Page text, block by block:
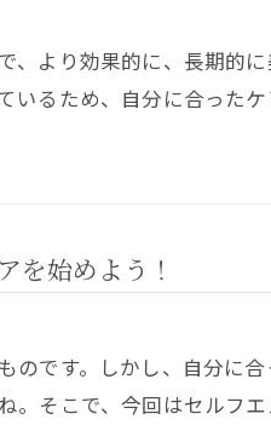
、より効果的に、長期的
いるため、自分に合った
を始めよう！
のです。しかし、自分に
。そこで、今回はセルフ